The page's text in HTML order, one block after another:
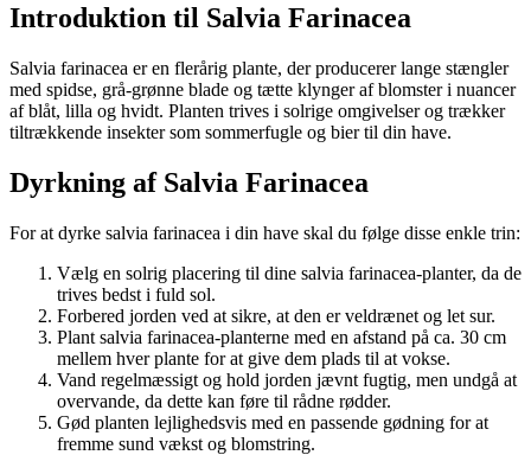
Introduktion til Salvia Farinacea
Salvia farinacea er en flerårig plante, der producerer lange stængler
med spidse, grå-grønne blade og tætte klynger af blomster i nuancer
af blåt, lilla og hvidt. Planten trives i solrige omgivelser og trækker
tiltrækkende insekter som sommerfugle og bier til din have.
Dyrkning af Salvia Farinacea
For at dyrke salvia farinacea i din have skal du følge disse enkle trin:
Vælg en solrig placering til dine salvia farinacea-planter, da de
trives bedst i fuld sol.
Forbered jorden ved at sikre, at den er veldrænet og let sur.
Plant salvia farinacea-planterne med en afstand på ca. 30 cm
mellem hver plante for at give dem plads til at vokse.
Vand regelmæssigt og hold jorden jævnt fugtig, men undgå at
overvande, da dette kan føre til rådne rødder.
Gød planten lejlighedsvis med en passende gødning for at
fremme sund vækst og blomstring.